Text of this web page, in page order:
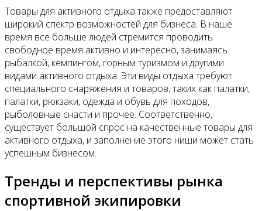
Контакты
Товары для активного отдыха также предоставляют
широкий спектр возможностей для бизнеса. В наше
время все больше людей стремится проводить
свободное время активно и интересно, занимаясь
рыбалкой, кемпингом, горным туризмом и другими
видами активного отдыха. Эти виды отдыха требуют
специального снаряжения и товаров, таких как палатки,
палатки, рюкзаки, одежда и обувь для походов,
рыболовные снасти и прочее. Соответственно,
существует большой спрос на качественные товары для
активного отдыха, и заполнение этого ниши может стать
успешным бизнесом.
Тренды и перспективы рынка
спортивной экипировки